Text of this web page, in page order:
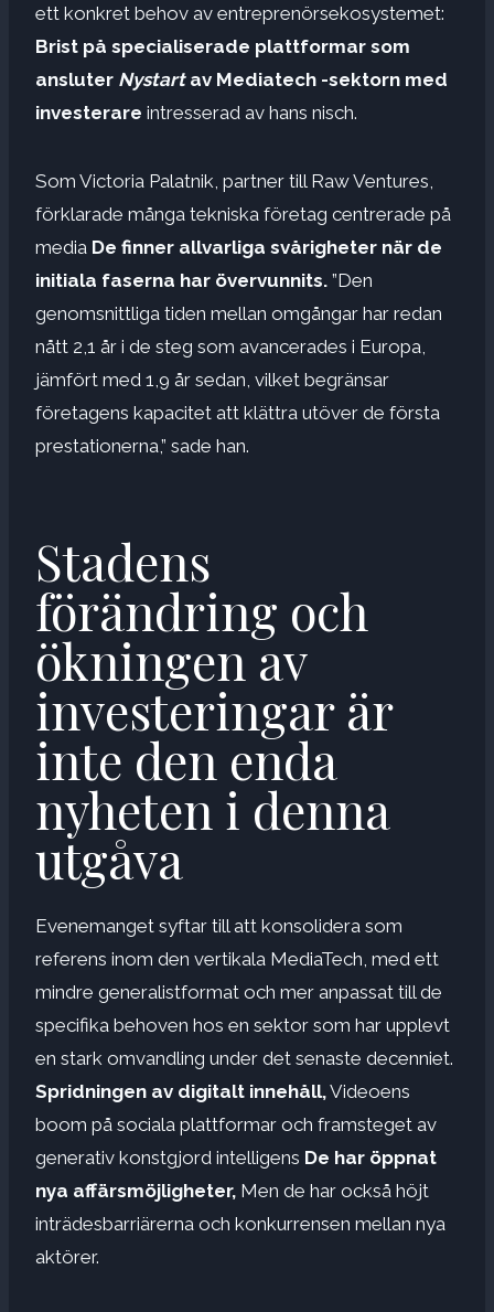
ett konkret behov av entreprenörsekosystemet:
Brist på specialiserade plattformar som
ansluter Nystartav Mediatech -sektorn med
investerare intresserad av hans nisch.
Som Victoria Palatnik, partner till Raw Ventures,
förklarade många tekniska företag centrerade på
media De finner allvarliga svårigheter när de
initiala faserna har övervunnits. ”Den
genomsnittliga tiden mellan omgångar har redan
nått 2,1 år i de steg som avancerades i Europa,
jämfört med 1,9 år sedan, vilket begränsar
företagens kapacitet att klättra utöver de första
prestationerna,” sade han.
Stadens
förändring och
ökningen av
investeringar är
inte den enda
nyheten i denna
utgåva
Evenemanget syftar till att konsolidera som
referens inom den vertikala MediaTech, med ett
mindre generalistformat och mer anpassat till de
specifika behoven hos en sektor som har upplevt
en stark omvandling under det senaste decenniet.
Spridningen av digitalt innehåll,Videoens
boom på sociala plattformar och framsteget av
generativ konstgjord intelligens De har öppnat
nya affärsmöjligheter, Men de har också höjt
inträdesbarriärerna och konkurrensen mellan nya
aktörer.